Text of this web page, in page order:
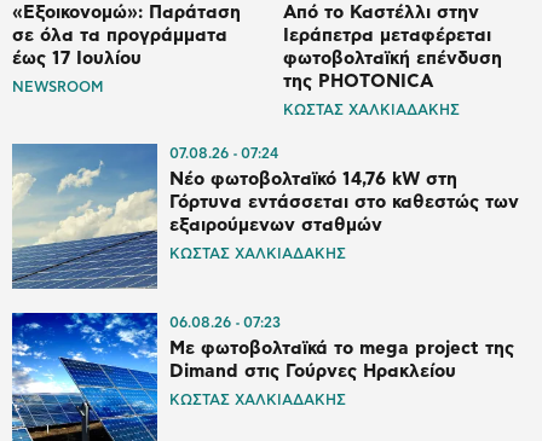
«Εξοικονομώ»: Παράταση
σε όλα τα προγράμματα
έως 17 Ιουλίου
NEWSROOM
Από το Καστέλλι στην
Ιεράπετρα μεταφέρεται
φωτοβολταϊκή επένδυση
της PHOTONICA
ΚΩΣΤΑΣ ΧΑΛΚΙΑΔΑΚΗΣ
07.08.26 07:24
Νέο φωτοβολταϊκό 14,76 kW στη
Γόρτυνα εντάσσεται στο καθεστώς των
εξαιρούμενων σταθμών
ΚΩΣΤΑΣ ΧΑΛΚΙΑΔΑΚΗΣ
06.08.26 07:23
Με φωτοβολταϊκά το mega project της
Dimand στις Γούρνες Ηρακλείου
ΚΩΣΤΑΣ ΧΑΛΚΙΑΔΑΚΗΣ